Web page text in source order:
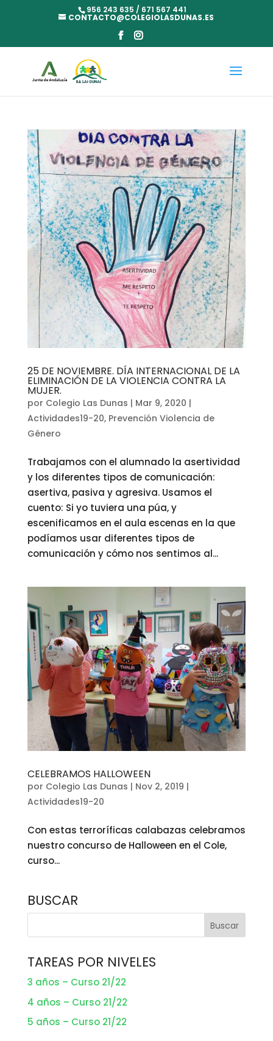
956 243 635 / 671 567 441
CONTACTO@COLEGIOLASDUNAS.ES
25 DE NOVIEMBRE. DÍA INTERNACIONAL DE LA
ELIMINACIÓN DE LA VIOLENCIA CONTRA LA
MUJER.
por Colegio Las Dunas | Mar 9, 2020 |
Actividades19-20, Prevención Violencia de
Género
Trabajamos con el alumnado la asertividad
y los diferentes tipos de comunicación:
asertiva, pasiva y agresiva. Usamos el
cuento: Si yo tuviera una púa, y
escenificamos en el aula escenas en la que
podíamos usar diferentes tipos de
comunicación y cómo nos sentimos al...
CELEBRAMOS HALLOWEEN
por Colegio Las Dunas | Nov 2, 2019 |
Actividades19-20
Con estas terroríficas calabazas celebramos
nuestro concurso de Halloween en el Cole,
curso...
BUSCAR
TAREAS POR NIVELES
3 años – Curso 21/22
4 años – Curso 21/22
5 años – Curso 21/22